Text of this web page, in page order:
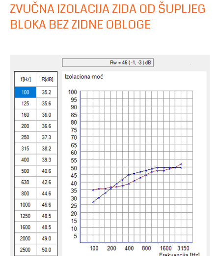
ZVUČNA IZOLACIJA ZIDA OD ŠUPLJEG
BLOKA BEZ ZIDNE OBLOGE